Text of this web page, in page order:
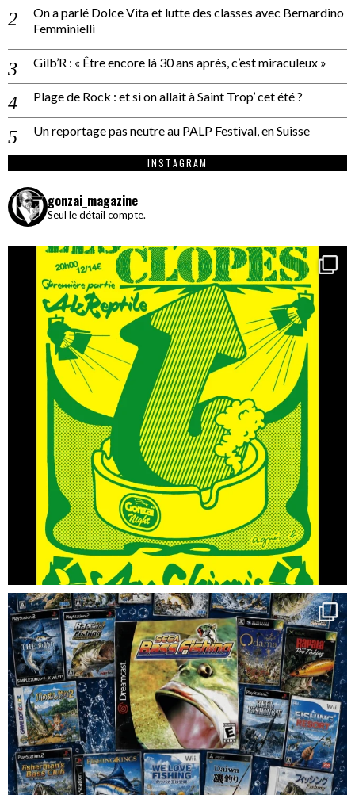
On a parlé Dolce Vita et lutte des classes avec Bernardino
Femminielli
Gilb’R : « Être encore là 30 ans après, c’est miraculeux »
Plage de Rock : et si on allait à Saint Trop’ cet été ?
Un reportage pas neutre au PALP Festival, en Suisse
INSTAGRAM
gonzai_magazine
Seul le détail compte.